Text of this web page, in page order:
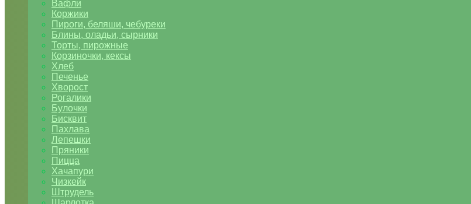
Вафли
Коржики
Пироги, беляши, чебуреки
Блины, оладьи, сырники
Торты, пирожные
Корзиночки, кексы
Хлеб
Печенье
Хворост
Рогалики
Булочки
Бисквит
Пахлава
Лепешки
Пряники
Пицца
Хачапури
Чизкейк
Штрудель